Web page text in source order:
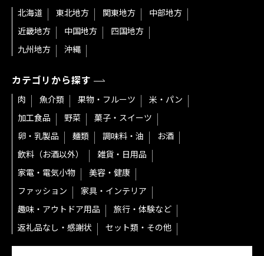
北海道 東北地方 関東地方
中部地方
近畿地方
中国地方
四国地方
九州地方
沖縄
カテゴリから探す
肉 魚介類 果物・フルーツ
米・パン
加工食品
野菜
菓子・スイーツ
卵・乳製品
麺類 調味料・油
お酒
飲料（お酒以外）
雑貨・日用品
家電・電気小物
美容・健康
ファッション
家具・インテリア
趣味・アウトドア用品
旅行・体験など
返礼品なし・感謝状
セット類・その他